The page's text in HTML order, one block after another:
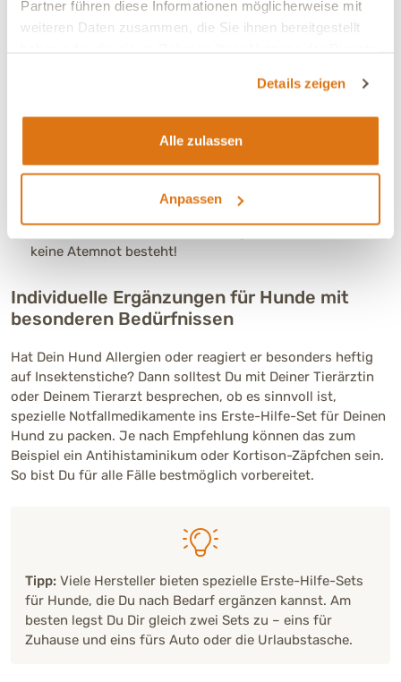
Partner führen diese Informationen möglicherweise mit
weiteren Daten zusammen, die Sie ihnen bereitgestellt
Details zeigen
Alle zulassen
Anpassen
Digitales Thermometer (rektal):Nur bei der rektalen
Messung erhältst Du zuverlässige Werte zur
Fell vorsichtig zu kürzen, ohne die Haut zu verletzen. Die
hat, kann er aus Angst oder Panik schnappen – selbst,
wenn er sonst friedlich ist. Eine weiche Maulschlaufe
keine Atemnot besteht!
Individuelle Ergänzungen für Hunde mit
besonderen Bedürfnissen
Hat Dein Hund Allergien oder reagiert er besonders heftig
auf Insektenstiche? Dann solltest Du mit Deiner Tierärztin
oder Deinem Tierarzt besprechen, ob es sinnvoll ist,
spezielle Notfallmedikamente ins Erste-Hilfe-Set für Deinen
Hund zu packen. Je nach Empfehlung können das zum
Beispiel ein Antihistaminikum oder Kortison-Zäpfchen sein.
So bist Du für alle Fälle bestmöglich vorbereitet.
Tipp: Viele Hersteller bieten spezielle Erste-Hilfe-Sets
für Hunde, die Du nach Bedarf ergänzen kannst. Am
besten legst Du Dir gleich zwei Sets zu – eins für
Zuhause und eins fürs Auto oder die Urlaubstasche.